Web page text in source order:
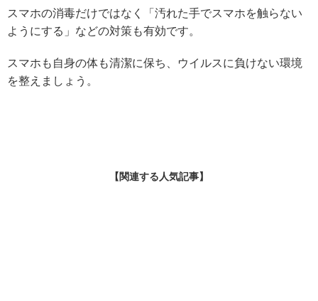
スマホの消毒だけではなく「汚れた手でスマホを触らない
ようにする」などの対策も有効です。
スマホも自身の体も清潔に保ち、ウイルスに負けない環境
を整えましょう。
【関連する人気記事】